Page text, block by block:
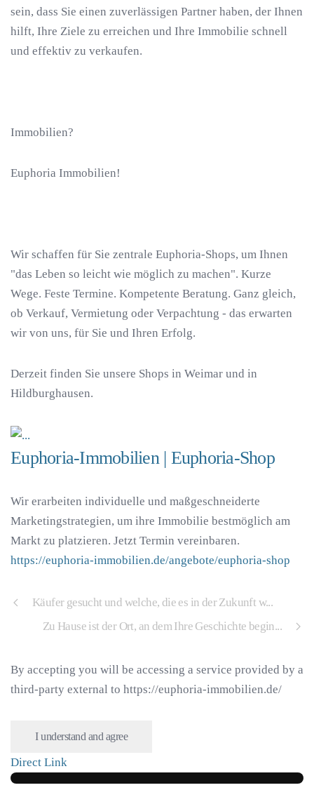
sein, dass Sie einen zuverlässigen Partner haben, der Ihnen
hilft, Ihre Ziele zu erreichen und Ihre Immobilie schnell
und effektiv zu verkaufen.
Immobilien?
Euphoria Immobilien!
Wir schaffen für Sie zentrale Euphoria-Shops, um Ihnen
"das Leben so leicht wie möglich zu machen". Kurze
Wege. Feste Termine. Kompetente Beratung. Ganz gleich,
ob Verkauf, Vermietung oder Verpachtung - das erwarten
wir von uns, für Sie und Ihren Erfolg.
Derzeit finden Sie unsere Shops in Weimar und in
Hildburghausen.
Euphoria-Immobilien | Euphoria-Shop
Wir erarbeiten individuelle und maßgeschneiderte
Marketingstrategien, um ihre Immobilie bestmöglich am
Markt zu platzieren. Jetzt Termin vereinbaren.
https://euphoria-immobilien.de/angebote/euphoria-shop
Käufer gesucht und welche, die es in der Zukunft w...
Zu Hause ist der Ort, an dem Ihre Geschichte begin...
By accepting you will be accessing a service provided by a
third-party external to https://euphoria-immobilien.de/
I understand and agree
Direct Link